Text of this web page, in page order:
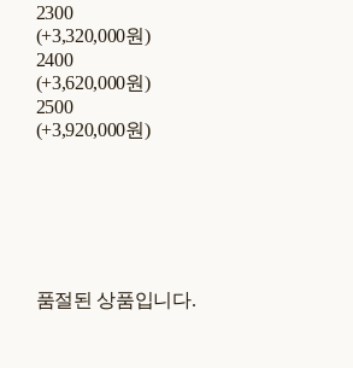
2300
(+3,320,000원)
2400
(+3,620,000원)
2500
(+3,920,000원)
품절된 상품입니다.